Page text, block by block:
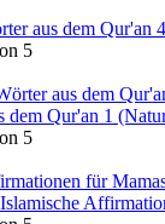
aus dem Qur'an
5
dem Qur'an 1
5